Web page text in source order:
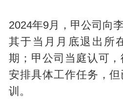
2024年9月，甲公司向
其于当月月底退出所
期；甲公司当庭认可
安排具体工作任务，
训。